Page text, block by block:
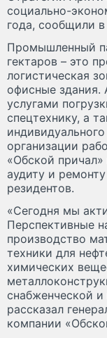
социально-
года, сообщили
Промышленный
гектаров – это
логистическая
офисные здания.
услугами
спецтехнику, а
организации
«Обской причал»
аудиту и
резидентов.
«Сегодня мы
Перспективные
производство
техники для
химических
снабженческой и
рассказал
компании